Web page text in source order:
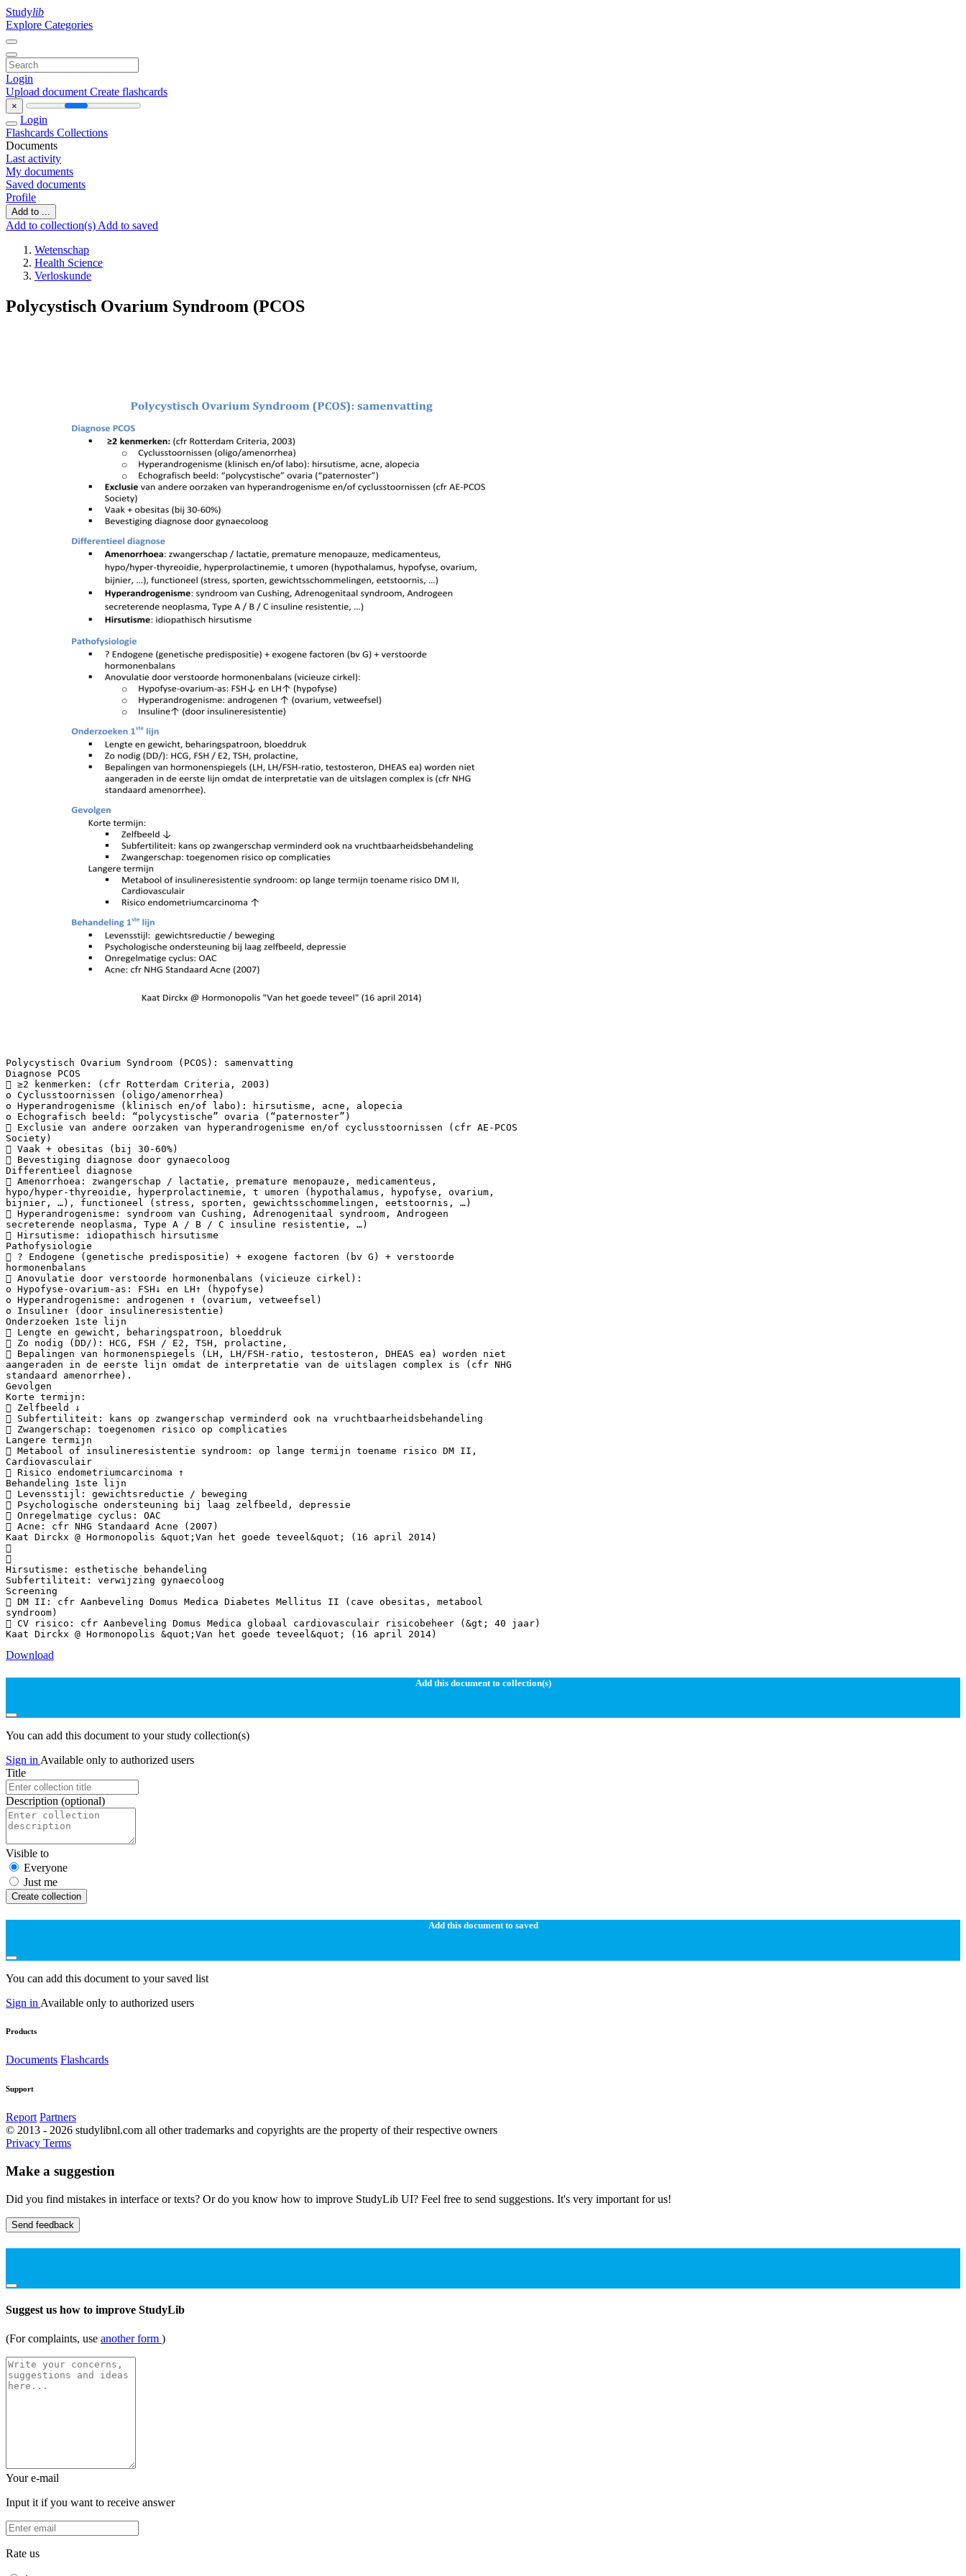
Studylib
Explore Categories
Login
Upload document Create flashcards
×
Login
Flashcards Collections
Documents
Last activity
My documents
Saved documents
Profile
Add to ...
Add to collection(s) Add to saved
Wetenschap
Health Science
Verloskunde
Polycystisch Ovarium Syndroom (PCOS
Polycystisch Ovarium Syndroom (PCOS): samenvatting
Diagnose PCOS
 ≥2 kenmerken: (cfr Rotterdam Criteria, 2003)
o Cyclusstoornissen (oligo/amenorrhea)
o Hyperandrogenisme (klinisch en/of labo): hirsutisme, acne, alopecia
o Echografisch beeld: “polycystische” ovaria (“paternoster”)
 Exclusie van andere oorzaken van hyperandrogenisme en/of cyclusstoornissen (cfr AE-PCOS
Society)
 Vaak + obesitas (bij 30-60%)
 Bevestiging diagnose door gynaecoloog
Differentieel diagnose
 Amenorrhoea: zwangerschap / lactatie, premature menopauze, medicamenteus,
hypo/hyper-thyreoidie, hyperprolactinemie, t umoren (hypothalamus, hypofyse, ovarium,
bijnier, …), functioneel (stress, sporten, gewichtsschommelingen, eetstoornis, …)
 Hyperandrogenisme: syndroom van Cushing, Adrenogenitaal syndroom, Androgeen
secreterende neoplasma, Type A / B / C insuline resistentie, …)
 Hirsutisme: idiopathisch hirsutisme
Pathofysiologie
 ? Endogene (genetische predispositie) + exogene factoren (bv G) + verstoorde
hormonenbalans
 Anovulatie door verstoorde hormonenbalans (vicieuze cirkel):
o Hypofyse-ovarium-as: FSH↓ en LH↑ (hypofyse)
o Hyperandrogenisme: androgenen ↑ (ovarium, vetweefsel)
o Insuline↑ (door insulineresistentie)
Onderzoeken 1ste lijn
 Lengte en gewicht, beharingspatroon, bloeddruk
 Zo nodig (DD/): HCG, FSH / E2, TSH, prolactine,
 Bepalingen van hormonenspiegels (LH, LH/FSH-ratio, testosteron, DHEAS ea) worden niet
aangeraden in de eerste lijn omdat de interpretatie van de uitslagen complex is (cfr NHG
standaard amenorrhee).
Gevolgen
Korte termijn:
 Zelfbeeld ↓
 Subfertiliteit: kans op zwangerschap verminderd ook na vruchtbaarheidsbehandeling
 Zwangerschap: toegenomen risico op complicaties
Langere termijn
 Metabool of insulineresistentie syndroom: op lange termijn toename risico DM II,
Cardiovasculair
 Risico endometriumcarcinoma ↑
Behandeling 1ste lijn
 Levensstijl: gewichtsreductie / beweging
 Psychologische ondersteuning bij laag zelfbeeld, depressie
 Onregelmatige cyclus: OAC
 Acne: cfr NHG Standaard Acne (2007)
Kaat Dirckx @ Hormonopolis &quot;Van het goede teveel&quot; (16 april 2014)


Hirsutisme: esthetische behandeling
Subfertiliteit: verwijzing gynaecoloog
Screening
 DM II: cfr Aanbeveling Domus Medica Diabetes Mellitus II (cave obesitas, metabool
syndroom)
 CV risico: cfr Aanbeveling Domus Medica globaal cardiovasculair risicobeheer (&gt; 40 jaar)
Download
Add this document to collection(s)
You can add this document to your study collection(s)
Sign in Available only to authorized users
Title
Description (optional)
Visible to
Everyone
Just me
Create collection
Add this document to saved
You can add this document to your saved list
Sign in Available only to authorized users
Products
Documents Flashcards
Support
Report Partners
© 2013 - 2026 studylibnl.com all other trademarks and copyrights are the property of their respective owners
Privacy Terms
Make a suggestion
Did you find mistakes in interface or texts? Or do you know how to improve StudyLib UI? Feel free to send suggestions. It's very important for us!
Send feedback
Suggest us how to improve StudyLib
(For complaints, use another form )
Your e-mail
Input it if you want to receive answer
Rate us